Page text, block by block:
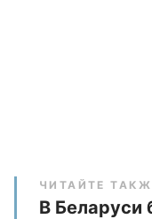
ЧИТАЙТЕ
В Беларуси